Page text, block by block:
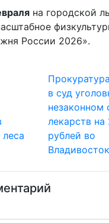
на городской
России 2026».
в суд
незаконном
лекарств на
рублей во